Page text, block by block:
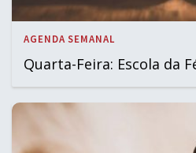
AGENDA SEMANAL
Quarta-Feira: Escola da